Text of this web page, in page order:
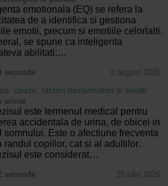
emotionala (EQ) se refera la
de a identifica si gestiona
emotii, precum si emotiile celorlalti.
se spune ca inteligenta
abilitati:…
secunde 6 august 2026
cauze, factori declansatori si solutii
urinar
este termenul medical pentru
accidentala de urina, de obicei in
somnului. Este o afectiune frecventa
randul copiilor, cat si al adultilor.
este considerat…
secunde 28 iulie 2026